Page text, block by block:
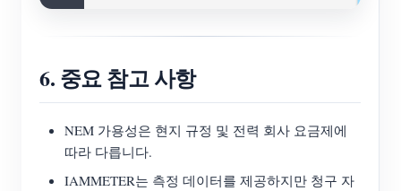
6. 중요 참고 사항
NEM 가용성은 현지 규정 및 전력 회사 요금제에
따라 다릅니다.
IAMMETER는 측정 데이터를 제공하지만 청구 자